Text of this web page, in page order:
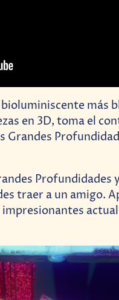
más
en 3D, toma el
Grandes
Profundidades
traer a un amigo.